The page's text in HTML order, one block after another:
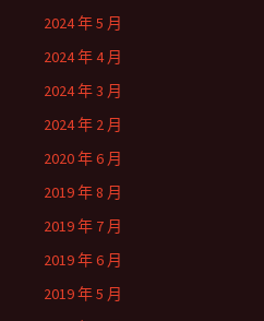
2024 年 5 月
2024 年 4 月
2024 年 3 月
2024 年 2 月
2020 年 6 月
2019 年 8 月
2019 年 7 月
2019 年 6 月
2019 年 5 月